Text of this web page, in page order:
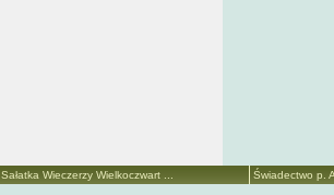
Sałatka Wieczerzy Wielkoczwart ... Świadectwo p.